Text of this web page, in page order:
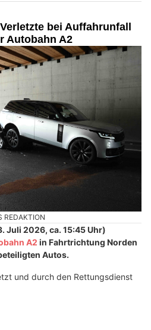
bei Auffahrunfall
Autobahn A2
REDAKTION
Juli 2026, ca. 15:45 Uhr)
A2 in Fahrtrichtung Norden
Autos.
und durch den Rettungsdienst